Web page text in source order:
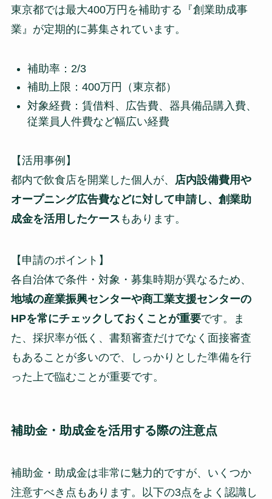
東京都では最大400万円を補助する『創業助成事
業』が定期的に募集されています。
補助率：2/3
補助上限：400万円（東京都）
対象経費：賃借料、広告費、器具備品購入費、
従業員人件費など幅広い経費
【活用事例】
都内で飲食店を開業した個人が、 店内設備費用や
オープニング広告費などに対して申請し、創業助
成金を活用したケース もあります。
【申請のポイント】
各自治体で条件・対象・募集時期が異なるため、
地域の産業振興センターや商工業支援センターの
HPを常にチェックしておくことが重要です。ま
た、採択率が低く、書類審査だけでなく面接審査
もあることが多いので、しっかりとした準備を行
った上で臨むことが重要です。
補助金・助成金を活用する際の注意点
補助金・助成金は非常に魅力的ですが、いくつか
注意すべき点もあります。以下の3点をよく認識し